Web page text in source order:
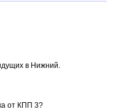
в Нижний.
от КПП 3?